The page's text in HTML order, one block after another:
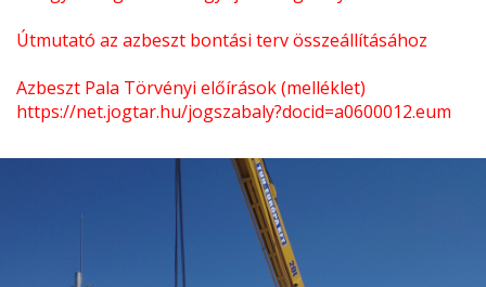
Útmutató az azbeszt bontási terv összeállításához
Azbeszt Pala Törvényi előírások(melléklet)
https://net.jogtar.hu/jogszabaly?docid=a0600012.eum